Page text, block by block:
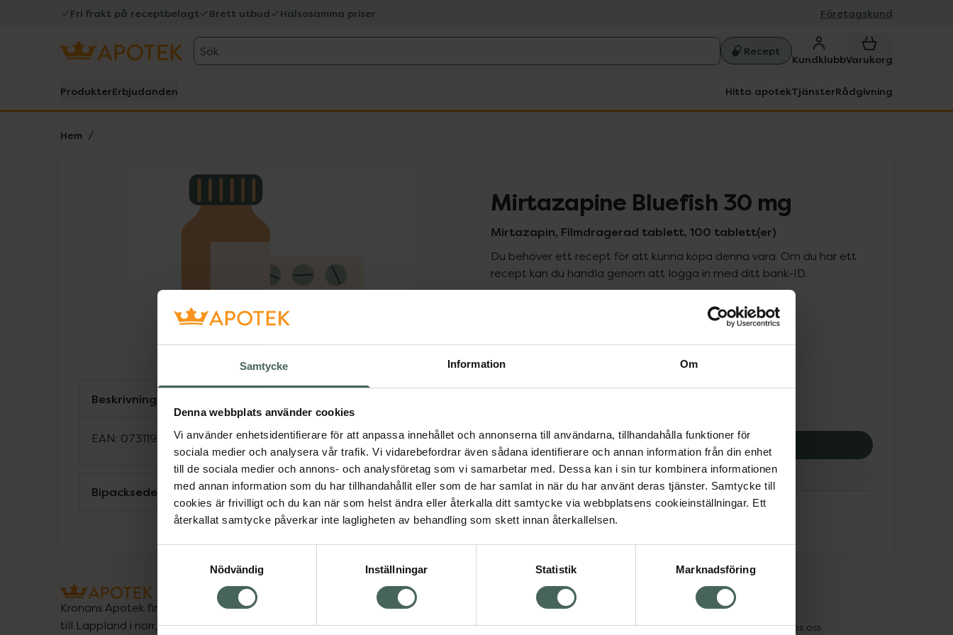
Samtycke Information Om
Denna webbplats använder cookies
Vi använder enhetsidentifierare för att anpassa innehållet och annonserna till användarna, tillhandahålla funktioner för
sociala medier och analysera vår trafik. Vi vidarebefordrar även sådana identifierare och annan information från din enhet
till de sociala medier och annons- och analysföretag som vi samarbetar med. Dessa kan i sin tur kombinera informationen
med annan information som du har tillhandahållit eller som de har samlat in när du har använt deras tjänster. Samtycke till
cookies är frivilligt och du kan när som helst ändra eller återkalla ditt samtycke via webbplatsens cookieinställningar. Ett
återkallat samtycke påverkar inte lagligheten av behandling som skett innan återkallelsen.
Nödvändig
Inställningar Statistik Marknadsföring
Fri frakt på receptbelagt Brett utbud Hälsosamma priser Företagskund
Sök Recept
KundklubbVarukorg
ProdukterErbjudanden Hitta apotekTjänsterRådgivning
Hem
Lista: . Innehåller 1 objekt. Mirtazapine Bluefish 30 mg
Mirtazapin, Filmdragerad tablett, 100 tablett(er)
Du behöver ett recept för att kunna köpa denna vara. Om du har ett
recept kan du handla genom att logga in med ditt bank-ID.
Pris med recept
79,41 kr
Köp via ditt recept
Aktuella erbjudanden
Beskrivning
EAN: 07311920003167
Bipacksedel från FASS Visa
Kronans Apotek finns här för dig. Du hittar oss från Skåne i syd
till Lappland i norr, och online i mobilen och på datorn.
Vanliga frågor
Om recept och läkemedel
Högkostnadsskyddet
Jobba hos oss